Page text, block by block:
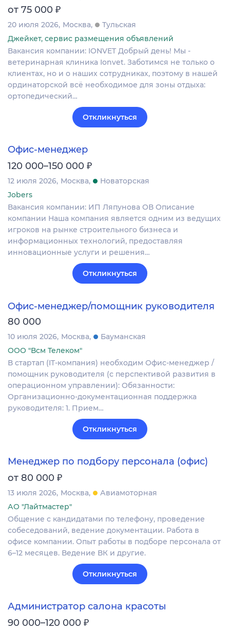
от 75 000 ₽
20 июля 2026 Москва
Тульская
Джейкет, сервис размещения объявлений
Вакансия компании: IONVET Добрый день! Мы -
ветеринарная клиника Ionvet. Заботимся не только о
клиентах, но и о наших сотрудниках, поэтому в нашей
ординаторской всё необходимое для зоны отдыха:
ортопедический…
Откликнуться
Офис-менеджер
120 000–150 000 ₽
12 июля 2026 Москва
Новаторская
Jobers
Вакансия компании: ИП Ляпунова ОВ Описание
компании Наша компания является одним из ведущих
игроков на рынке строительного бизнеса и
информационных технологий, предоставляя
инновационные услуги и решения…
Откликнуться
Офис-менеджер/помощник руководителя
80 000
10 июля 2026 Москва
Бауманская
ООО "Всм Телеком"
В стартап (IT-компания) необходим Офис-менеджер /
помощник руководителя (с перспективой развития в
операционном управлении): Обязанности:
Организационно-документационная поддержка
руководителя: 1. Прием…
Откликнуться
Менеджер по подбору персонала (офис)
от 80 000 ₽
13 июля 2026 Москва
Авиамоторная
АО "Лайтмастер"
Общение с кандидатами по телефону, проведение
собеседований, ведение документации. Работа в
офисе компании. Опыт работы в подборе персонала от
6–12 месяцев. Ведение ВК и другие.
Откликнуться
Администратор салона красоты
90 000–120 000 ₽